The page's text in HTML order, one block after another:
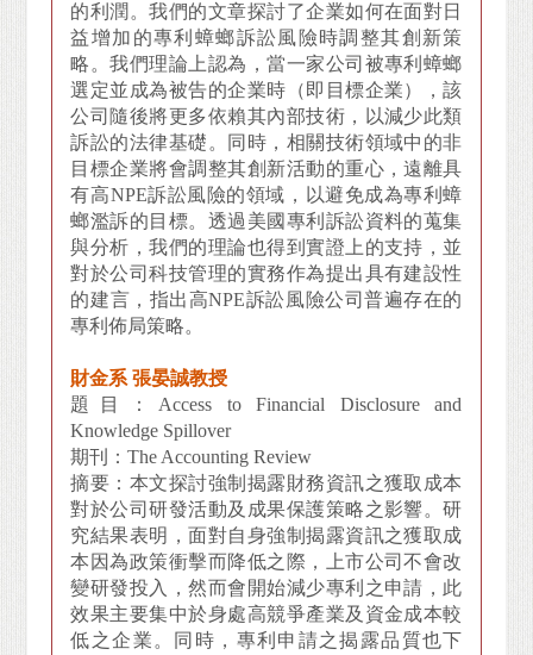
的利潤。我們的文章探討了企業如何在面對日
益增加的專利蟑螂訴訟風險時調整其創新策
略。我們理論上認為，當一家公司被專利蟑螂
選定並成為被告的企業時（即目標企業），該
公司隨後將更多依賴其內部技術，以減少此類
訴訟的法律基礎。同時，相關技術領域中的非
目標企業將會調整其創新活動的重心，遠離具
有高NPE訴訟風險的領域，以避免成為專利蟑
螂濫訴的目標。透過美國專利訴訟資料的蒐集
與分析，我們的理論也得到實證上的支持，並
對於公司科技管理的實務作為提出具有建設性
的建言，指出高NPE訴訟風險公司普遍存在的
專利佈局策略。
財金系 張晏誠教授
題目：Access to Financial Disclosure and
Knowledge Spillover
期刊：The Accounting Review
摘要：本文探討強制揭露財務資訊之獲取成本
對於公司研發活動及成果保護策略之影響。研
究結果表明，面對自身強制揭露資訊之獲取成
本因為政策衝擊而降低之際，上市公司不會改
變研發投入，然而會開始減少專利之申請，此
效果主要集中於身處高競爭產業及資金成本較
低之企業。同時，專利申請之揭露品質也下